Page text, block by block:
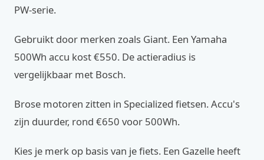
PW-serie.
Gebruikt door merken zoals Giant. Een Yamaha
500Wh accu kost €550. De actieradius is
vergelijkbaar met Bosch.
Brose motoren zitten in Specialized fietsen. Accu's
zijn duurder, rond €650 voor 500Wh.
Kies je merk op basis van je fiets. Een Gazelle heeft